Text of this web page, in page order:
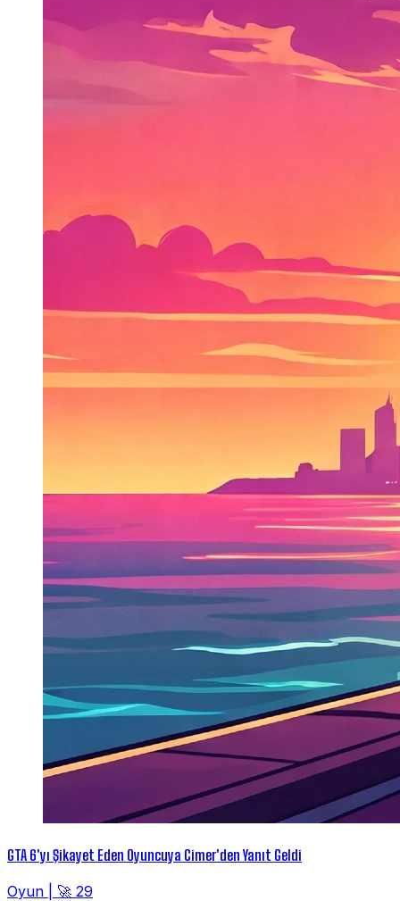
GTA 6'yı Şikayet Eden Oyuncuya Cimer'den Yanıt Geldi
Oyun
🚀 29